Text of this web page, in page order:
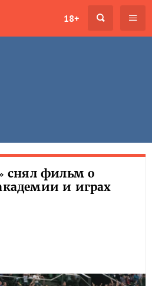
18+
снял фильм о
и играх